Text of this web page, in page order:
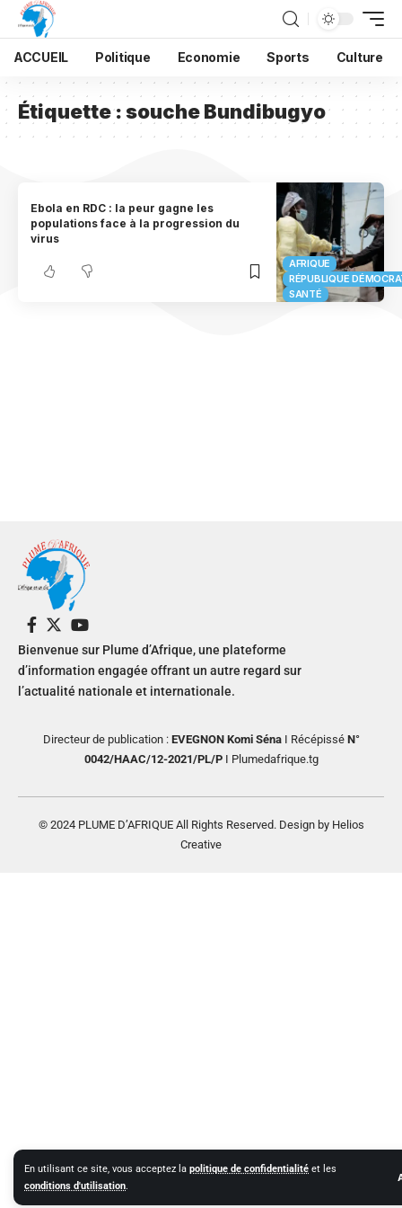
En utilisant ce site, vous acceptez la politique de confidentialité et les
conditions d'utilisation.
ACCUEIL Politique Economie Sports Culture
Étiquette :souche Bundibugyo
AFRIQUE
RÉPUBLIQUE
SANTÉ
Ebola en RDC : la peur gagne les
populations face à la progression du
virus
Bienvenue sur Plume d’Afrique, une plateforme
d’information engagée offrant un autre regard sur
l’actualité nationale et internationale.
Directeur de publication : EVEGNON Komi SénaI RécépisséN°
0042/HAAC/12-2021/PL/PI Plumedafrique.tg
© 2024 PLUME D’AFRIQUE All Rights Reserved. Design by Helios
Creative